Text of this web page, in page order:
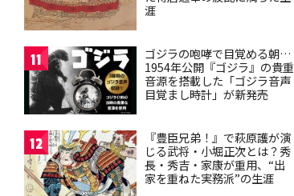
涯
11
ゴジラの咆哮で目覚める朝…
1954年公開『ゴジラ』の貴重
音源を搭載した「ゴジラ音声
目覚まし時計」が新発売
12
『豊臣兄弟！』で萩原護が演
じる武将・小堀正次とは？秀
長・秀吉・家康が重用、“出
家を重ねた実務派”の生涯